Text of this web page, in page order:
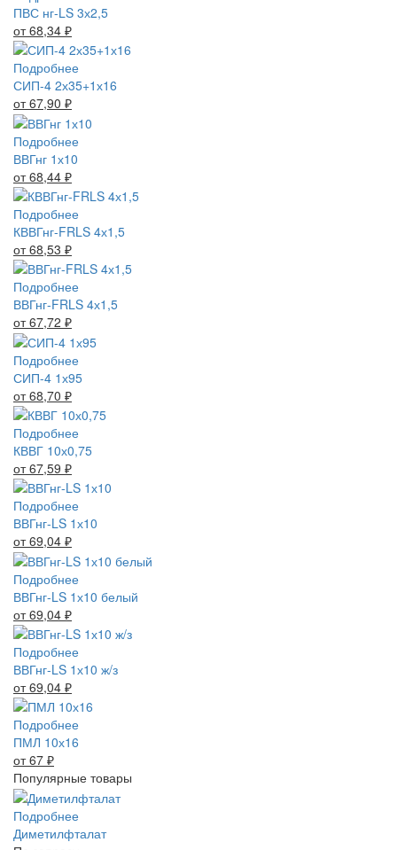
ПВС нг-LS 3х2,5
от 68,34 ₽
Подробнее
СИП-4 2х35+1х16
от 67,90 ₽
Подробнее
ВВГнг 1х10
от 68,44 ₽
Подробнее
КВВГнг-FRLS 4х1,5
от 68,53 ₽
Подробнее
ВВГнг-FRLS 4х1,5
от 67,72 ₽
Подробнее
СИП-4 1х95
от 68,70 ₽
Подробнее
КВВГ 10х0,75
от 67,59 ₽
Подробнее
ВВГнг-LS 1х10
от 69,04 ₽
Подробнее
ВВГнг-LS 1х10 белый
от 69,04 ₽
Подробнее
ВВГнг-LS 1х10 ж/з
от 69,04 ₽
Подробнее
ПМЛ 10х16
от 67 ₽
Популярные товары
Подробнее
Диметилфталат